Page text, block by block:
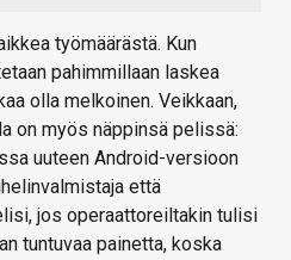
työmäärästä. Kun
pahimmillaan laskea
olla melkoinen. Veikkaan,
on myös näppinsä pelissä:
uuteen Android-versioon
että
jos operaattoreiltakin tulisi
tuntuvaa painetta, koska